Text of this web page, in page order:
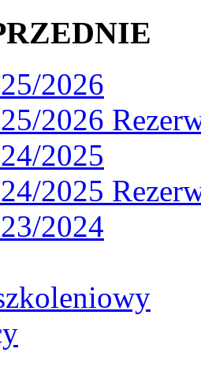
2026
2026
2025
2025
2024